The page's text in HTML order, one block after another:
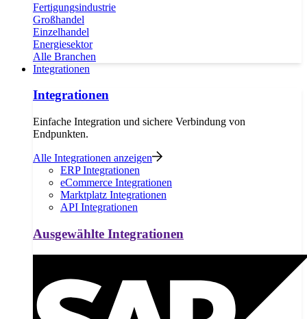
Fertigungsindustrie
Großhandel
Einzelhandel
Energiesektor
Alle Branchen
Integrationen
Integrationen
Einfache Integration und sichere Verbindung von
Endpunkten.
Alle Integrationen anzeigen
ERP Integrationen
eCommerce Integrationen
Marktplatz Integrationen
API Integrationen
Ausgewählte Integrationen